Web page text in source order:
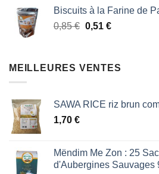
était :
0,85 €.
est :
0,51 €.
Biscuits à la Farine de
0,85€ Le
était :
0,51 €Le
est :
MEILLEURES VENTES
SAWA RICE riz brun
1,70 €
Mëndim Me Zon : 25
d'Aubergines Sauvages